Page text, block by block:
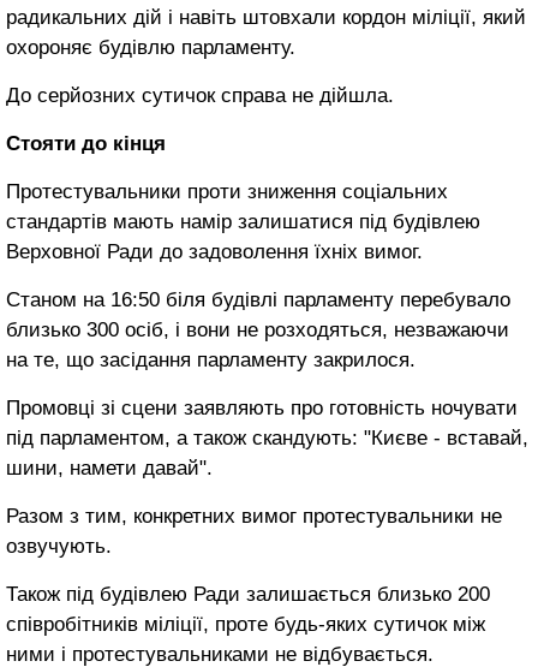
радикальних дій і навіть штовхали кордон міліції, який
охороняє будівлю парламенту.
До серйозних сутичок справа не дійшла.
Стояти до кінця
Протестувальники проти зниження соціальних
стандартів мають намір залишатися під будівлею
Верховної Ради до задоволення їхніх вимог.
Станом на 16:50 біля будівлі парламенту перебувало
близько 300 осіб, і вони не розходяться, незважаючи
на те, що засідання парламенту закрилося.
Промовці зі сцени заявляють про готовність ночувати
під парламентом, а також скандують: "Києве - вставай,
шини, намети давай".
Разом з тим, конкретних вимог протестувальники не
озвучують.
Також під будівлею Ради залишається близько 200
співробітників міліції, проте будь-яких сутичок між
ними і протестувальниками не відбувається.